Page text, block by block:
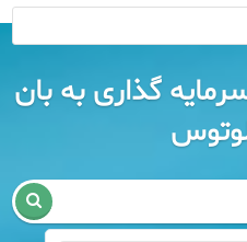
گذاری به بان
